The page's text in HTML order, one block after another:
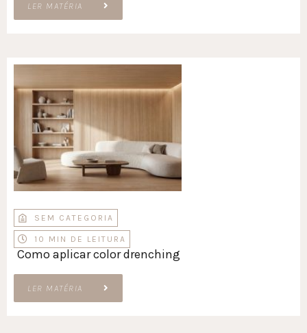
LER MATÉRIA
SEM CATEGORIA
10 MIN DE LEITURA
Como aplicar color drenching
LER MATÉRIA